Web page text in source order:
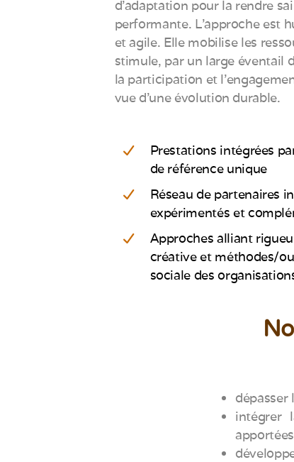
d’adaptation pour la rendre
performante. L’approche est
et agile. Elle mobilise les
stimule, par un large éventail
la participation et
vue d’une évolution durable.
Prestations intégrées
de référence unique
Réseau de partenaires
expérimentés et
Approches alliant
créative et méthodes/
sociale des
dépasser
intégrer